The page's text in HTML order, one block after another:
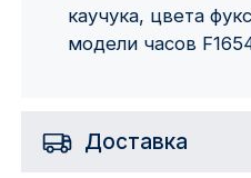
каучука, цвета
модели часов
Доставка